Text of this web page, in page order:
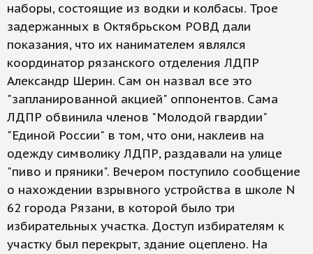
наборы, состоящие из водки и колбасы. Трое
задержанных в Октябрьском РОВД дали
показания, что их нанимателем являлся
координатор рязанского отделения ЛДПР
Александр Шерин. Сам он назвал все это
"запланированной акцией" оппонентов. Сама
ЛДПР обвинила членов "Молодой гвардии"
"Единой России" в том, что они, наклеив на
одежду символику ЛДПР, раздавали на улице
"пиво и пряники". Вечером поступило сообщение
о нахождении взрывного устройства в школе N
62 города Рязани, в которой было три
избирательных участка. Доступ избирателям к
участку был перекрыт, здание оцеплено. На